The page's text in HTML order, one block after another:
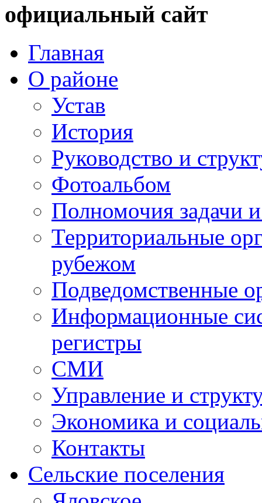
официальный сайт
Главная
О районе
Устав
История
Руководство и
Фотоальбом
Полномочия задачи
Территориальные
рубежом
Подведомственные
Информационные
регистры
СМИ
Управление и
Экономика и
Контакты
Сельские поселения